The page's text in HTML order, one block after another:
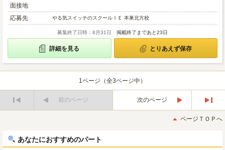
面接地
応募先
やる気スイッチのスクールＩＥ 本巣北方校
募集終了日時：8月31日 掲載終了まであと23日
詳細を見る とりあえず保存
1ページ（全3ページ中）
前のページ
次のページ
後
ページＴＯＰへ
あなたにおすすめのパート